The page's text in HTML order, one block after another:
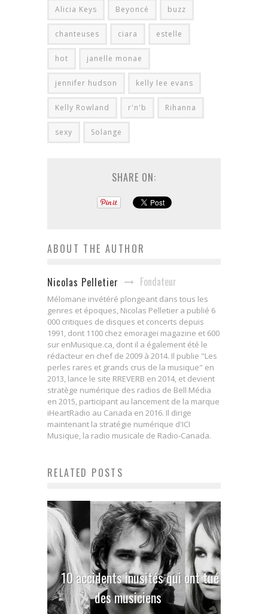
Alicia Keys Beyoncé buzz
chanteuses ciara estelle
hot janelle monae
jennifer hudson kelly lee evans
Kelly Rowland r'n'b Rihanna
sexy Solange
SHARE ON:
ABOUT THE AUTHOR
Nicolas Pelletier Fondateur
Mélomane invétéré plongeant dans tous les
genres et époques, Nicolas Pelletier a publié 6
000 critiques de disques et concerts depuis
1991, dont 1100 chez emoragei magazine et 600
sur enMusique.ca, dont il a également été le
rédacteur en chef de 2009 à 2014. Il publie "Les
perles rares et grands crus de la musique" en
2013, lance le site RREVERB en 2014, et devient
stratège numérique des radios de Bell Média
en 2015, participant au lancement de la marque
iHeartRadio au Canada en 2016. Il dirige
maintenant la stratégie numérique d'ICI
Musique, la radio musicale de Radio-Canada.
RELATED POSTS
10 accidents inusités qui ont tué
des musiciens